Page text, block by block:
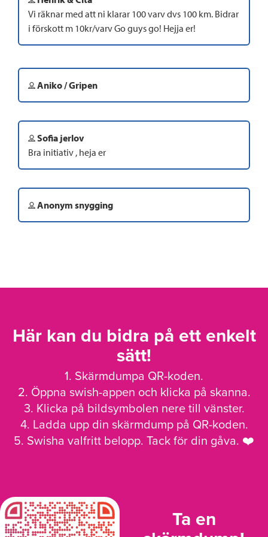
Vi räknar med att ni klarar 100 varv dvs 100 km. Bidrar
i förskott m 10kr/varv Go guys go! Hejja er!
Aniko / Gripen
Sofia jerlov
Bra initiativ , heja er
Anonym snygging
Här kan du bidra på ett enkelt
sätt!
1. Skärmdumpa QR-koden.
2. Öppna swish-appen och klicka på skanna.
3. Klicka på bildsymbolen nere till vänster.
4. Ladda upp din skärmdump på QR-koden.
5. Swisha valfritt belopp. Tack för din gåva. ❤️
Ta en